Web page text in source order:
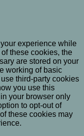
experience while
these cookies, the
are stored on your
working of basic
third-party cookies
you use this
your browser only
to opt-out of
these cookies may